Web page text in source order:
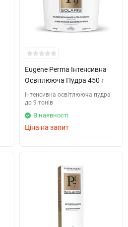
Eugene Perma Інтенсивна
Освітлююча Пудра 450 г
Інтенсивна освітлююча пудра
до 9 тонів
В наявності
Ціна на запит